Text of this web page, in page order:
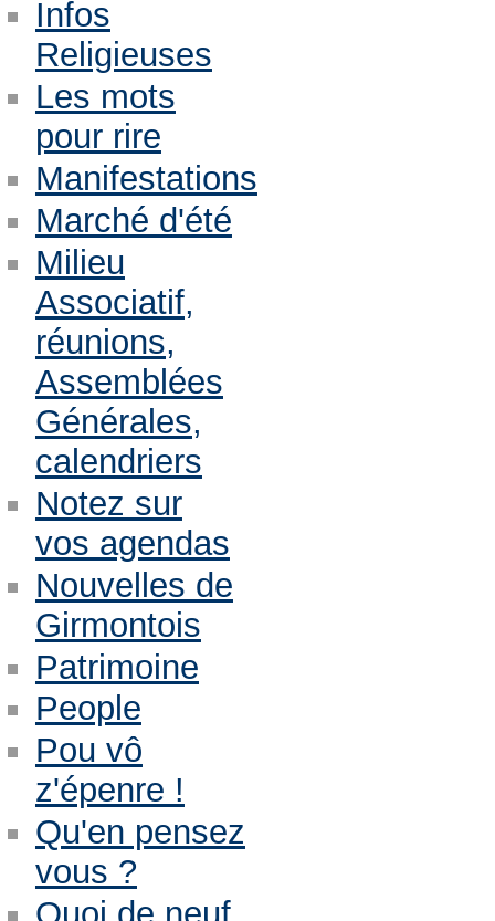
Infos
Religieuses
Les mots
pour rire
Manifestations
Marché d'été
Milieu
Associatif,
réunions,
Assemblées
Générales,
calendriers
Notez sur
vos agendas
Nouvelles de
Girmontois
Patrimoine
People
Pou vô
z'épenre !
Qu'en pensez
vous ?